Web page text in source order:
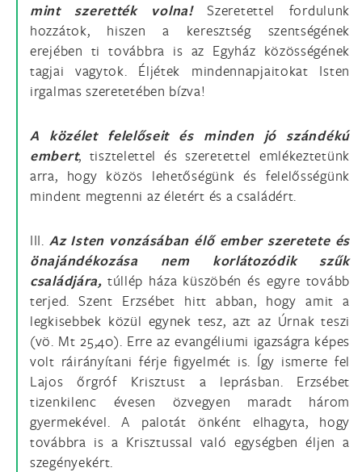
mint szerették volna!Szeretettel fordulunk
hozzátok, hiszen a keresztség szentségének
erejében ti továbbra is az Egyház közösségének
tagjai vagytok. Éljétek mindennapjaitokat Isten
irgalmas szeretetében bízva!
A közélet felelőseit és minden jó szándékú
embert, tisztelettel és szeretettel emlékeztetünk
arra, hogy közös lehetőségünk és felelősségünk
mindent megtenni az életért és a családért.
III. Az Isten vonzásában élő ember szeretete és
önajándékozása nem korlátozódik szűk
családjára,túllép háza küszöbén és egyre tovább
terjed. Szent Erzsébet hitt abban, hogy amit a
legkisebbek közül egynek tesz, azt az Úrnak teszi
(vö. Mt 25,40). Erre az evangéliumi igazságra képes
volt ráirányítani férje figyelmét is. Így ismerte fel
Lajos őrgróf Krisztust a leprásban. Erzsébet
tizenkilenc évesen özvegyen maradt három
gyermekével. A palotát önként elhagyta, hogy
továbbra is a Krisztussal való egységben éljen a
szegényekért.